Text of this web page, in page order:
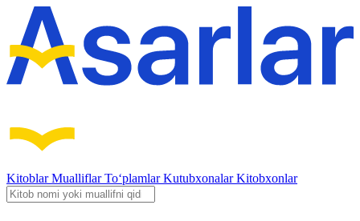
KitoblarMualliflarTo‘plamlarKutubxonalarKitobxonlar